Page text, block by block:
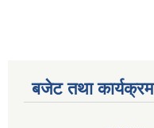
बजेट तथा कार्यक्रम